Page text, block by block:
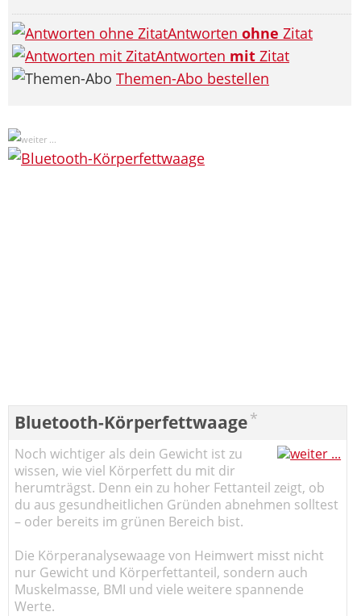
Antworten ohne Zitat
Antworten mit Zitat
Themen-Abo bestellen
Bluetooth-Körperfettwaage*
Noch wichtiger als dein Gewicht ist zu
wissen, wie viel Körperfett du mit dir
herumträgst. Denn ein zu hoher Fettanteil zeigt, ob
du aus gesundheitlichen Gründen abnehmen solltest
– oder bereits im grünen Bereich bist.
Die Körperanalysewaage von Heimwert misst nicht
nur Gewicht und Körperfettanteil, sondern auch
Muskelmasse, BMI und viele weitere spannende
Werte.